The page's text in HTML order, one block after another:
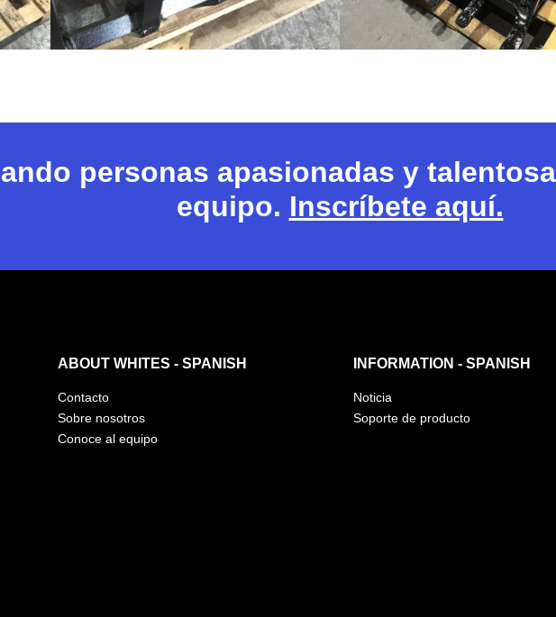
personas apasionadas y
equipo. Inscríbete aquí.
ABOUT WHITES - SPANISH
Contacto
Sobre nosotros
Conoce al equipo
INFORMATION - SPANISH
Noticia
Soporte de producto